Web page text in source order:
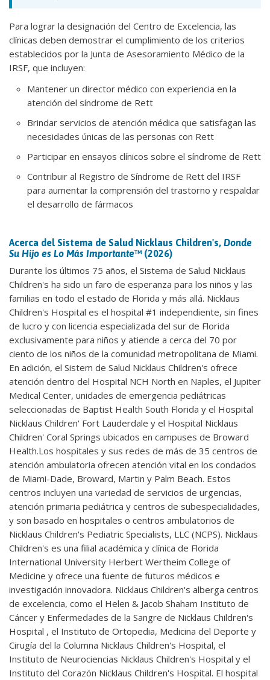
Para lograr la designación del Centro de Excelencia, las
clínicas deben demostrar el cumplimiento de los criterios
establecidos por la Junta de Asesoramiento Médico de la
IRSF, que incluyen:
Mantener un director médico con experiencia en la
atención del síndrome de Rett
Brindar servicios de atención médica que satisfagan las
necesidades únicas de las personas con Rett
Participar en ensayos clínicos sobre el síndrome de Rett
Contribuir al Registro de Síndrome de Rett del IRSF
para aumentar la comprensión del trastorno y respaldar
el desarrollo de fármacos
Acerca del Sistema de Salud Nicklaus Children's, Donde
Su Hijo es Lo Más Importante™ (2026)
Durante los últimos 75 años, el Sistema de Salud Nicklaus
Children's ha sido un faro de esperanza para los niños y las
familias en todo el estado de Florida y más allá. Nicklaus
Children's Hospital es el hospital #1 independiente, sin fines
de lucro y con licencia especializada del sur de Florida
exclusivamente para niños y atiende a cerca del 70 por
ciento de los niños de la comunidad metropolitana de Miami.
En adición, el Sistem de Salud Nicklaus Children's ofrece
atención dentro del Hospital NCH North en Naples, el Jupiter
Medical Center, unidades de emergencia pediátricas
seleccionadas de Baptist Health South Florida y el Hospital
Nicklaus Children' Fort Lauderdale y el Hospital Nicklaus
Children' Coral Springs ubicados en campuses de Broward
Health.Los hospitales y sus redes de más de 35 centros de
atención ambulatoria ofrecen atención vital en los condados
de Miami-Dade, Broward, Martin y Palm Beach. Estos
centros incluyen una variedad de servicios de urgencias,
atención primaria pediátrica y centros de subespecialidades,
y son basado en hospitales o centros ambulatorios de
Nicklaus Children's Pediatric Specialists, LLC (NCPS). Nicklaus
Children's es una filial académica y clínica de Florida
International University Herbert Wertheim College of
Medicine y ofrece una fuente de futuros médicos e
investigación innovadora. Nicklaus Children's alberga centros
de excelencia, como el Helen & Jacob Shaham Instituto de
Cáncer y Enfermedades de la Sangre de Nicklaus Children's
Hospital , el Instituto de Ortopedia, Medicina del Deporte y
Cirugía del la Columna Nicklaus Children's Hospital, el
Instituto de Neurociencias Nicklaus Children's Hospital y el
Instituto del Corazón Nicklaus Children's Hospital. El hospital